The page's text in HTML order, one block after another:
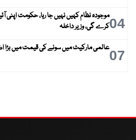
04موجودہ نظام کہیں نہیں جا رہا، حکومت
کرے گی، وزیر داخلہ
07عالمی مارکیٹ میں سونے کی قیمت میں بڑا